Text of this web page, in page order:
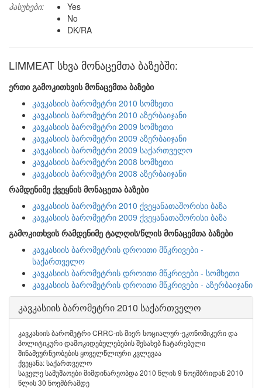
პასუხები:
Yes
No
DK/RA
LIMMEAT სხვა მონაცემთა ბაზებში:
ერთი გამოკითხვის მონაცემთა ბაზები
კავკასიის ბარომეტრი 2010 სომხეთი
კავკასიის ბარომეტრი 2010 აზერბაიჯანი
კავკასიის ბარომეტრი 2009 სომხეთი
კავკასიის ბარომეტრი 2009 აზერბაიჯანი
კავკასიის ბარომეტრი 2009 საქართველო
კავკასიის ბარომეტრი 2008 სომხეთი
კავკასიის ბარომეტრი 2008 აზერბაიჯანი
რამდენიმე ქვეყნის მონაცეთა ბაზები
კავკასიის ბარომეტრი 2010 ქვეყანათაშორისი ბაზა
კავკასიის ბარომეტრი 2009 ქვეყანათაშორისი ბაზა
გამოკითხვის რამდენიმე ტალღის/წლის მონაცემთა ბაზები
კავკასიის ბარომეტრის დროითი მწკრივები -
საქართველო
კავკასიის ბარომეტრის დროითი მწკრივები - სომხეთი
კავკასიის ბარომეტრის დროითი მწკრივები - აზერბაიჯანი
კავკასიის ბარომეტრი 2010 საქართველო
კავკასიის ბარომეტრი CRRC-ის მიერ სოციალურ-ეკონომიკური და
პოლიტიკური დამოკიდებულებების შესახებ ჩატარებული
შინამეურნეობების ყოველწლიური კვლევაა
ქვეყანა: საქართველო
საველე სამუშაოები მიმდინარეობდა 2010 წლის 9 ნოემბრიდან 2010
წლის 30 ნოემბრამდე